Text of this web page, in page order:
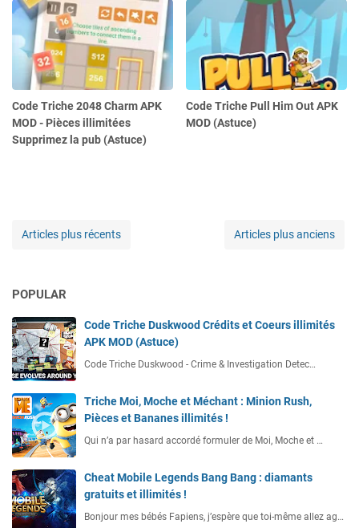
Code Triche 2048 Charm APK
MOD - Pièces illimitées
Supprimez la pub (Astuce)
Code Triche Pull Him Out APK
MOD (Astuce)
Articles plus récents Articles plus anciens
POPULAR
Code Triche Duskwood Crédits et Coeurs illimités
APK MOD (Astuce)
Code Triche Duskwood - Crime & Investigation Detec…
Triche Moi, Moche et Méchant : Minion Rush,
Pièces et Bananes illimités !
Qui n’a par hasard accordé formuler de Moi, Moche et …
Cheat Mobile Legends Bang Bang : diamants
gratuits et illimités !
Bonjour mes bébés Fapiens, j’espère que toi-même allez ag…